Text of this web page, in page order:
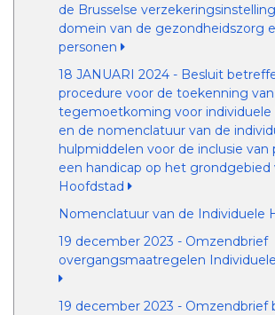
de Brusselse
domein van de gezondheidszorg
personen
18 JANUARI 2024 - Besluit
procedure voor de toekenning
tegemoetkoming voor individuele
en de nomenclatuur van de
hulpmiddelen voor de inclusie
een handicap op het grondgebied
Hoofdstad
Nomenclatuur van de Individuele
19 december 2023 - Omzendbrief
overgangsmaatregelen
19 december 2023 - Omzendbrief